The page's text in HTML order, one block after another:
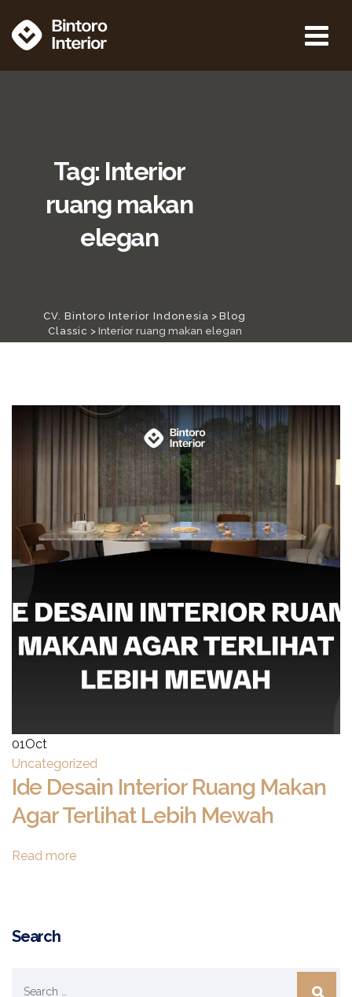
Tag: Interior
ruang makan
elegan
CV. Bintoro Interior Indonesia > Blog
Classic > Interior ruang makan elegan
01Oct
Uncategorized
Ide Desain Interior Ruang Makan
Agar Terlihat Lebih Mewah
Read more
Search